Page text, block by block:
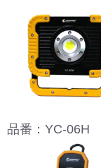
品番：YC-06H